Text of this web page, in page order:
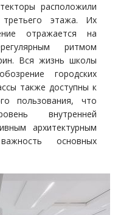
расположили
этажа. Их
отражается на
ритмом
Вся жизнь школы
городских
также доступны к
пользования, что
внутренней
архитектурным
основных